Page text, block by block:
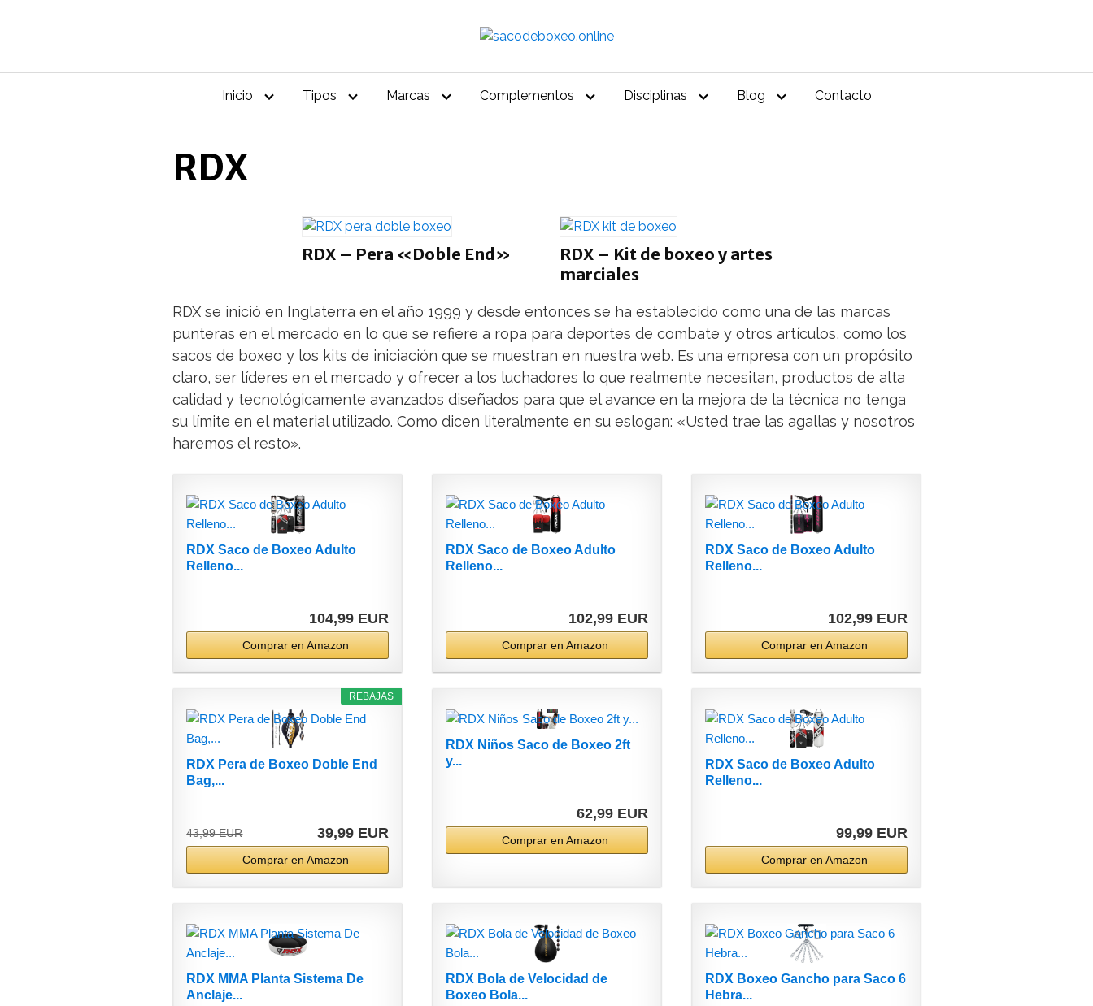
Inicio Tipos Marcas Complementos Disciplinas Blog Contacto
RDX
RDX – Pera «Doble End»
RDX – Kit de boxeo y artes
marciales
RDX se inició en Inglaterra en el año 1999 y desde entonces se ha establecido como una de las marcas
punteras en el mercado en lo que se refiere a ropa para deportes de combate y otros artículos, como los
sacos de boxeo y los kits de iniciación que se muestran en nuestra web. Es una empresa con un propósito
claro, ser líderes en el mercado y ofrecer a los luchadores lo que realmente necesitan, productos de alta
calidad y tecnológicamente avanzados diseñados para que el avance en la mejora de la técnica no tenga
su límite en el material utilizado. Como dicen literalmente en su eslogan: «Usted trae las agallas y nosotros
haremos el resto».
RDX Saco de Boxeo Adulto
Relleno...
104,99 EUR
Comprar en Amazon
RDX Saco de Boxeo Adulto
Relleno...
102,99 EUR
Comprar en Amazon
RDX Saco de Boxeo Adulto
Relleno...
102,99 EUR
Comprar en Amazon
REBAJAS
RDX Pera de Boxeo Doble End
Bag,...
43,99 EUR 39,99 EUR
Comprar en Amazon
RDX Niños Saco de Boxeo 2ft
y...
62,99 EUR
Comprar en Amazon
RDX Saco de Boxeo Adulto
Relleno...
99,99 EUR
Comprar en Amazon
RDX MMA Planta Sistema De
Anclaje...
RDX Bola de Velocidad de
Boxeo Bola...
RDX Boxeo Gancho para Saco 6
Hebra...